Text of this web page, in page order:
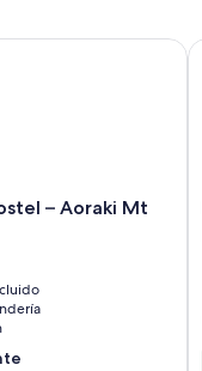
– Aoraki Mt
– Aoraki Mt Cook